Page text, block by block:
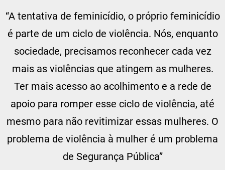
“A tentativa de feminicídio, o próprio feminicídio
é parte de um ciclo de violência. Nós, enquanto
sociedade, precisamos reconhecer cada vez
mais as violências que atingem as mulheres.
Ter mais acesso ao acolhimento e a rede de
apoio para romper esse ciclo de violência, até
mesmo para não revitimizar essas mulheres. O
problema de violência à mulher é um problema
de Segurança Pública”